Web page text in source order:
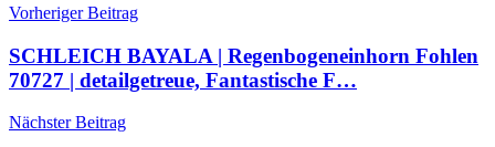
Beitragsnavigation
Vorheriger Beitrag
SCHLEICH BAYALA | Regenbogeneinhorn Fohlen
70727 | detailgetreue, Fantastische F…
Nächster Beitrag